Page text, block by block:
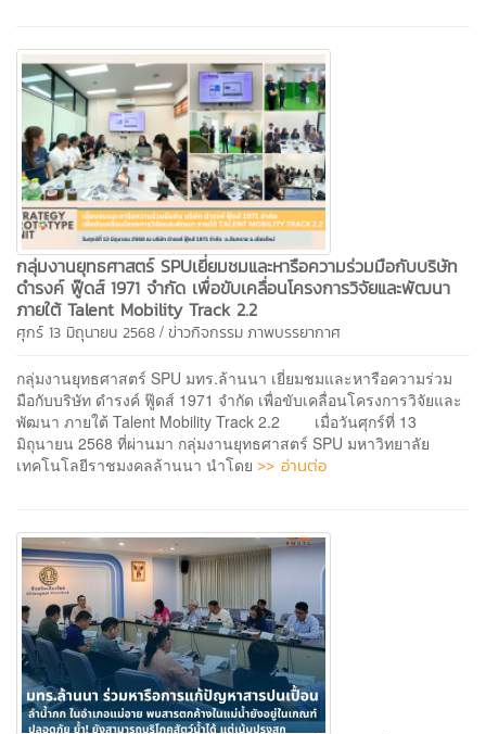
กลุ่มงานยุทธศาสตร์ SPUเยี่ยมชมและหารือความร่วมมือกับบริษัท
ดำรงค์ ฟู๊ดส์ 1971 จำกัด เพื่อขับเคลื่อนโครงการวิจัยและพัฒนา
ภายใต้ Talent Mobility Track 2.2
ศุกร์ 13 มิถุนายน 2568 / ข่าวกิจกรรมภาพบรรยากาศ
กลุ่มงานยุทธศาสตร์ SPU มทร.ล้านนา เยี่ยมชมและหารือความร่วม
มือกับบริษัท ดำรงค์ ฟู๊ดส์ 1971 จำกัด เพื่อขับเคลื่อนโครงการวิจัยและ
พัฒนา ภายใต้ Talent Mobility Track 2.2 เมื่อวันศุกร์ที่ 13
มิถุนายน 2568 ที่ผ่านมา กลุ่มงานยุทธศาสตร์ SPU มหาวิทยาลัย
เทคโนโลยีราชมงคลล้านนา นำโดย >> อ่านต่อ